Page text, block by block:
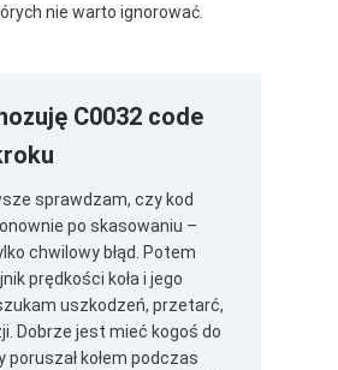
nie warto ignorować.
C0032 code
sprawdzam, czy kod
po skasowaniu –
chwilowy błąd. Potem
prędkości koła i jego
uszkodzeń, przetarć,
Dobrze jest mieć kogoś do
poruszał kołem podczas